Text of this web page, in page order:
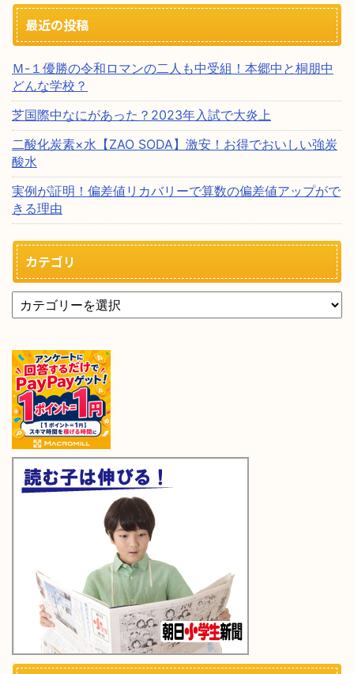
最近の投稿
Ｍ-１優勝の令和ロマンの二人も中受組！本郷中と桐朋中
どんな学校？
芝国際中なにがあった？2023年入試で大炎上
二酸化炭素×水【ZAO SODA】激安！お得でおいしい強炭
酸水
実例が証明！偏差値リカバリーで算数の偏差値アップがで
きる理由
カテゴリ